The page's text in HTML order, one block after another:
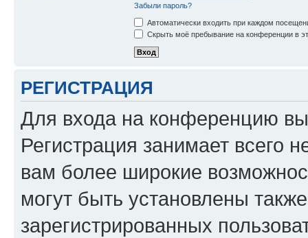
Забыли пароль?
Автоматически входить при каждом
Скрыть моё пребывание на конференции в
РЕГИСТРАЦИЯ
Для входа на конференцию
Регистрация занимает всего
вам более широкие
могут быть установлены
зарегистрированных